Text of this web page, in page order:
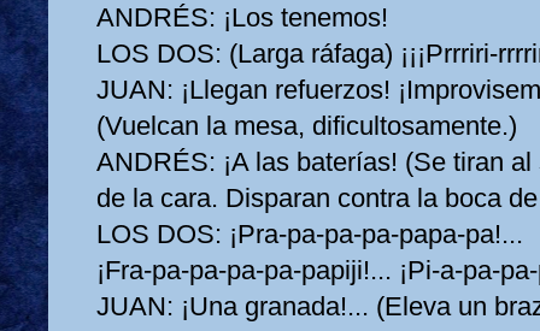
ANDRÉS: ¡Los tenemos!
LOS DOS: (Larga ráfaga)
JUAN: ¡Llegan refuerzos!
(Vuelcan la mesa, dificultosamente.)
ANDRÉS: ¡A las baterías! (Se tiran
de la cara. Disparan contra la boca
LOS DOS: ¡Pra‑pa‑pa‑pa‑papa‑pa!...
¡Fra‑pa‑pa‑pa‑pa‑papiji!...
JUAN: ¡Una granada!... (Eleva un